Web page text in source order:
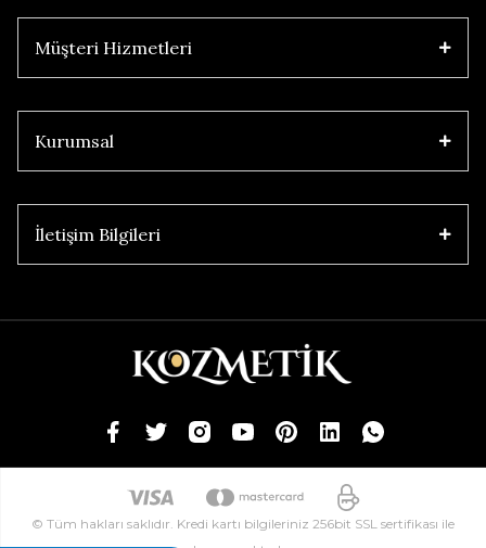
Müşteri Hizmetleri
Kurumsal
İletişim Bilgileri
© Tüm hakları saklıdır. Kredi kartı bilgileriniz 256bit SSL sertifikası ile